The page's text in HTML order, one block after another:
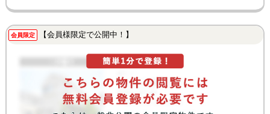
会員限定 【会員様限定で公開中！】